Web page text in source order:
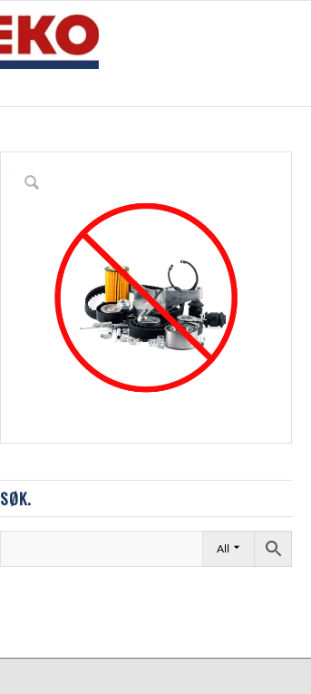
SØK.
All